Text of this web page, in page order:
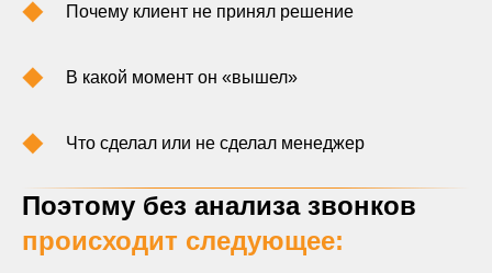
Почему клиент не принял решение
В какой момент он «вышел»
Что сделал или не сделал менеджер
Поэтому без анализа звонков
происходит следующее: